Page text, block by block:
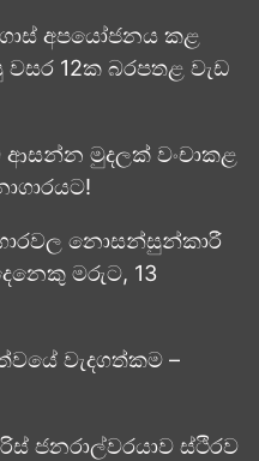
ගොස් අපයෝජනය කළ
වසර 12ක බරපතළ වැඩ
මුදලක් වංචාකළ
නොසන්සුන්කාරී
මරුට, 13
වැදගත්කම –
ජනරාල්වරයාව ස්ථිරව